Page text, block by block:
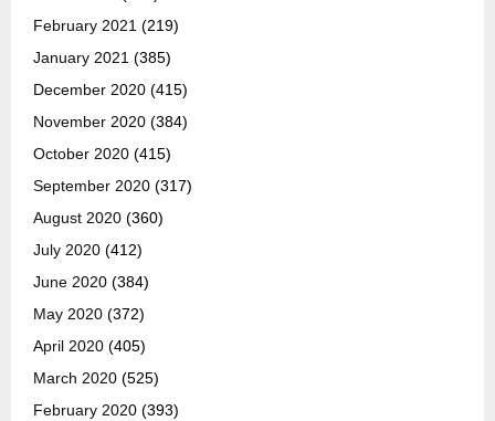
February 2021 (219)
January 2021 (385)
December 2020 (415)
November 2020 (384)
October 2020 (415)
September 2020 (317)
August 2020 (360)
July 2020 (412)
June 2020 (384)
May 2020 (372)
April 2020 (405)
March 2020 (525)
February 2020 (393)